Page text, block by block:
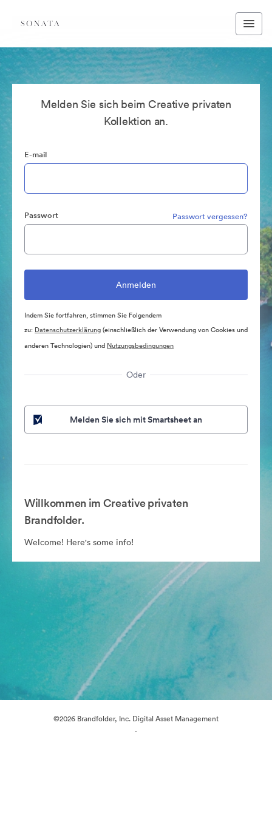
Melden Sie sich beim Creative privaten
Kollektion an.
E-mail
Passwort Passwort vergessen?
Indem Sie fortfahren, stimmen Sie Folgendem
zu: Datenschutzerklärung(einschließlich der Verwendung von Cookies und
anderen Technologien) und Nutzungsbedingungen
Oder
Melden Sie sich mit Smartsheet an
Willkommen im Creative privaten
Brandfolder.
Welcome! Here's some info!
©2026 Brandfolder, Inc. Digital Asset Management
·